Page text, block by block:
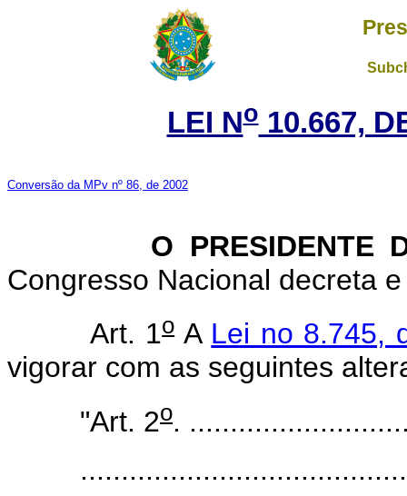
LEI No10.667,
Conversão da MPv nº 86, de 2002
O PRESIDENTE
Congresso Nacional decreta
Art. 1oA Lei no 8.745,
vigorar com as seguintes
"Art. 2o.